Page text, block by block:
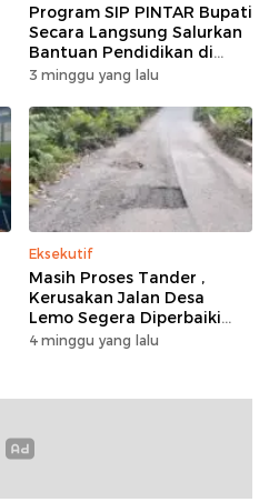
Program SIP PINTAR Bupati
Secara Langsung Salurkan
Bantuan Pendidikan di
Desa Mampuak ll
3 minggu yang lalu
Eksekutif
Masih Proses Tander ,
Kerusakan Jalan Desa
Lemo Segera Diperbaiki
Tahun Ini
4 minggu yang lalu